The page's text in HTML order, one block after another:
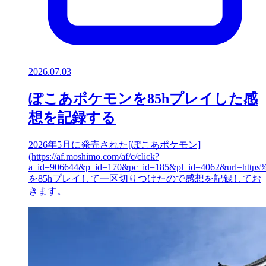
2026.07.03
ぽこあポケモンを85hプレイした感
想を記録する
2026年5月に発売された[ぽこあポケモン]
(https://af.moshimo.com/af/c/click?
を85hプレイして一区切りつけたので感想を記録してお
きます。